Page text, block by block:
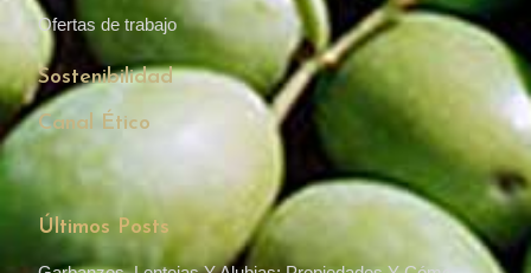
Ofertas de trabajo
Sostenibilidad
Canal Ético
Últimos Posts